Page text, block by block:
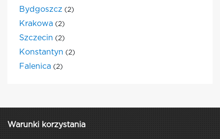
Bydgoszcz (2)
Krakowa (2)
Szczecin (2)
Konstantyn (2)
Falenica (2)
Warunki korzystania